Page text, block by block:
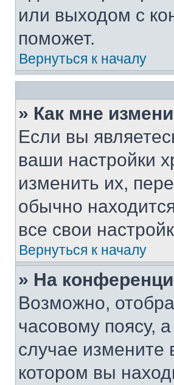
или выходом с
поможет.
Вернуться к началу
» Как мне
Если вы
ваши настройки
изменить их,
обычно
все свои
Вернуться к началу
» На
Возможно,
часовому поясу,
случае измените
котором вы